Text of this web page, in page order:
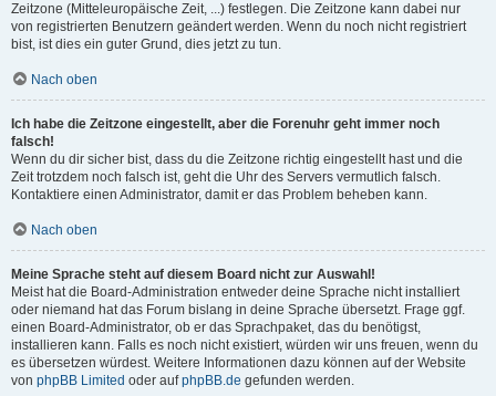
Zeitzone (Mitteleuropäische Zeit, ...) festlegen. Die Zeitzone kann dabei nur
von registrierten Benutzern geändert werden. Wenn du noch nicht registriert
bist, ist dies ein guter Grund, dies jetzt zu tun.
Nach oben
Ich habe die Zeitzone eingestellt, aber die Forenuhr geht immer noch
falsch!
Wenn du dir sicher bist, dass du die Zeitzone richtig eingestellt hast und die
Zeit trotzdem noch falsch ist, geht die Uhr des Servers vermutlich falsch.
Kontaktiere einen Administrator, damit er das Problem beheben kann.
Nach oben
Meine Sprache steht auf diesem Board nicht zur Auswahl!
Meist hat die Board-Administration entweder deine Sprache nicht installiert
oder niemand hat das Forum bislang in deine Sprache übersetzt. Frage ggf.
einen Board-Administrator, ob er das Sprachpaket, das du benötigst,
installieren kann. Falls es noch nicht existiert, würden wir uns freuen, wenn du
es übersetzen würdest. Weitere Informationen dazu können auf der Website
von phpBB Limited oder aufphpBB.de gefunden werden.